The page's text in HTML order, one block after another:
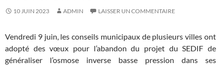
10 JUIN 2023 ADMIN LAISSER UN COMMENTAIRE
Vendredi 9 juin, les conseils municipaux de plusieurs villes ont
adopté des vœux pour l’abandon du projet du SEDIF de
généraliser l’osmose inverse basse pression dans ses